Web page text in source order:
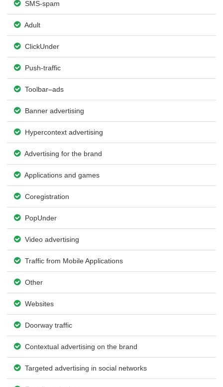
SMS-spam
Adult
ClickUnder
Push-traffic
Toolbar–ads
Banner advertising
Hypercontext advertising
Advertising for the brand
Applications and games
Coregistration
PopUnder
Video advertising
Traffic from Mobile Applications
Other
Websites
Doorway traffic
Contextual advertising on the brand
Targeted advertising in social networks